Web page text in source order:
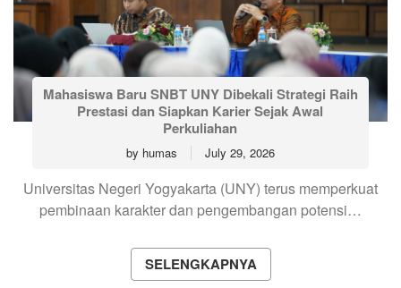
Mahasiswa Baru SNBT UNY Dibekali Strategi Raih
Prestasi dan Siapkan Karier Sejak Awal
Perkuliahan
by humas July 29, 2026
Universitas Negeri Yogyakarta (UNY) terus memperkuat
pembinaan karakter dan pengembangan potensi…
SELENGKAPNYA